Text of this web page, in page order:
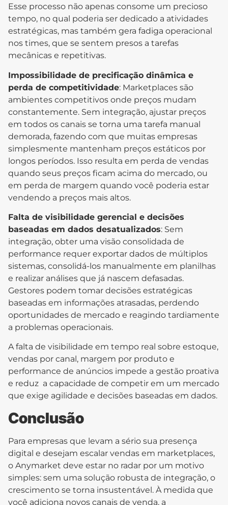
Esse processo não apenas consome um precioso
tempo, no qual poderia ser dedicado a atividades
estratégicas, mas também gera fadiga operacional
nos times, que se sentem presos a tarefas
mecânicas e repetitivas.
Impossibilidade de precificação dinâmica e
perda de competitividade: Marketplaces são
ambientes competitivos onde preços mudam
constantemente. Sem integração, ajustar preços
em todos os canais se torna uma tarefa manual
demorada, fazendo com que muitas empresas
simplesmente mantenham preços estáticos por
longos períodos. Isso resulta em perda de vendas
quando seus preços ficam acima do mercado, ou
em perda de margem quando você poderia estar
vendendo a preços mais altos.
Falta de visibilidade gerencial e decisões
baseadas em dados desatualizados: Sem
integração, obter uma visão consolidada de
performance requer exportar dados de múltiplos
sistemas, consolidá-los manualmente em planilhas
e realizar análises que já nascem defasadas.
Gestores podem tomar decisões estratégicas
baseadas em informações atrasadas, perdendo
oportunidades de mercado e reagindo tardiamente
a problemas operacionais.
A falta de visibilidade em tempo real sobre estoque,
vendas por canal, margem por produto e
performance de anúncios impede a gestão proativa
e reduz a capacidade de competir em um mercado
que exige agilidade e decisões baseadas em dados.
Conclusão
Para empresas que levam a sério sua presença
digital e desejam escalar vendas em marketplaces,
o Anymarket deve estar no radar por um motivo
simples: sem uma solução robusta de integração, o
crescimento se torna insustentável. À medida que
você adiciona novos canais de venda, a